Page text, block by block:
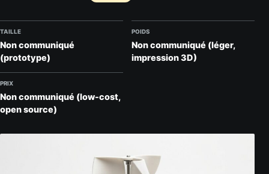
TAILLE
Non communiqué
(prototype)
POIDS
Non communiqué (léger,
impression 3D)
PRIX
Non communiqué (low-cost,
open source)